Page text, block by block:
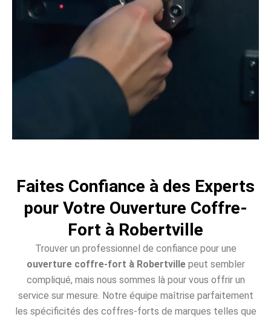
Faites Confiance à des Experts
pour Votre Ouverture Coffre-
Fort à Robertville
Trouver un professionnel de confiance pour une
ouverture coffre-fort à Robertvillepeut sembler
compliqué, mais nous sommes là pour vous offrir un
service sur mesure. Notre équipe maîtrise parfaitement
les spécificités des coffres-forts de marques telles que